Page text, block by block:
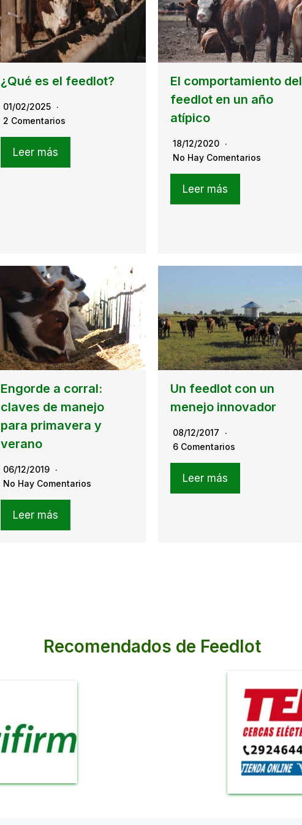
¿Qué es el feedlot?
01/02/2025
2 Comentarios
Leer más
El comportamiento del
feedlot en un año
atípico
18/12/2020
No Hay Comentarios
Leer más
Engorde a corral:
claves de manejo
para primavera y
verano
06/12/2019
No Hay Comentarios
Leer más
Un feedlot con un
menejo innovador
08/12/2017
6 Comentarios
Leer más
Recomendados de Feedlot